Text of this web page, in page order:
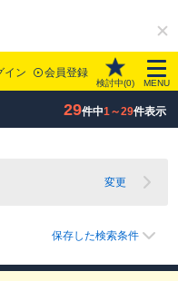
イン 会員登録
検討中(0) MENU
29件中1～29件表示
変更
保存した検索条件